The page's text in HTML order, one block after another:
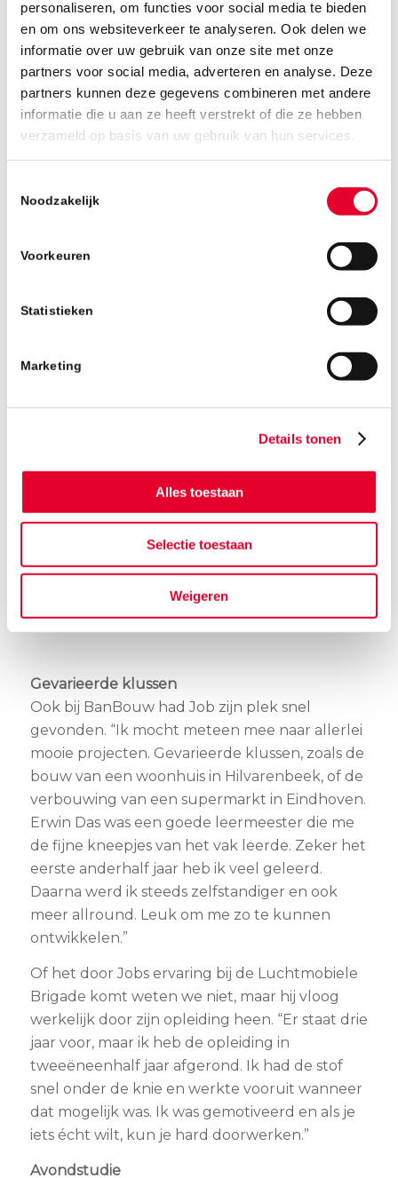
personaliseren, om functies voor social media te bieden
en om ons websiteverkeer te analyseren. Ook delen we
informatie over uw gebruik van onze site met onze
partners voor social media, adverteren en analyse. Deze
partners kunnen deze gegevens combineren met andere
informatie die u aan ze heeft verstrekt of die ze hebben
verzameld op basis van uw gebruik van hun services.
Noodzakelijk
Voorkeuren
Statistieken
Marketing
Details tonen
Alles toestaan
Selectie toestaan
Weigeren
september 2019 startte Job aan zijn nieuwe
“Het was even schakelen, na jaren
in het leger. Ik kwam in een
nieuwe omgeving terecht en
ik eerder geen of minder tijd voor
had. Met vrienden op pad gaan,
fitnessen en naar festivals gaan
bijvoorbeeld – al waren die er in
coronatijd natuurlijk nauwelijks.
Maar ik kon er wel aan wennen.”
Gevarieerde klussen
Ook bij BanBouw had Job zijn plek snel
gevonden. “Ik mocht meteen mee naar allerlei
mooie projecten. Gevarieerde klussen, zoals de
bouw van een woonhuis in Hilvarenbeek, of de
verbouwing van een supermarkt in Eindhoven.
Erwin Das was een goede leermeester die me
de fijne kneepjes van het vak leerde. Zeker het
eerste anderhalf jaar heb ik veel geleerd.
Daarna werd ik steeds zelfstandiger en ook
meer allround. Leuk om me zo te kunnen
ontwikkelen.”
Of het door Jobs ervaring bij de Luchtmobiele
Brigade komt weten we niet, maar hij vloog
werkelijk door zijn opleiding heen. “Er staat drie
jaar voor, maar ik heb de opleiding in
tweeëneenhalf jaar afgerond. Ik had de stof
snel onder de knie en werkte vooruit wanneer
dat mogelijk was. Ik was gemotiveerd en als je
iets écht wilt, kun je hard doorwerken.”
Avondstudie